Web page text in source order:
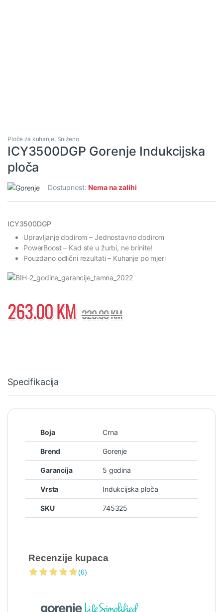
Ploče za kuhanje, Sniženo
ICY3500DGP Gorenje Indukcijska
ploča
Dostupnost:Nema na zalihi
ICY3500DGP
Upravljanje dodirom– Jednostavno dodirom
PowerBoost– Kad ste u žurbi, ne brinite!
Pouzdano odlični rezultati– Kuhanje po mjeri
263.00KM 329.00KM
Specifikacija
Boja Crna
Brend Gorenje
Garancija 5 godina
Vrsta Indukcijska ploča
SKU 745325
Recenzije kupaca
(6)